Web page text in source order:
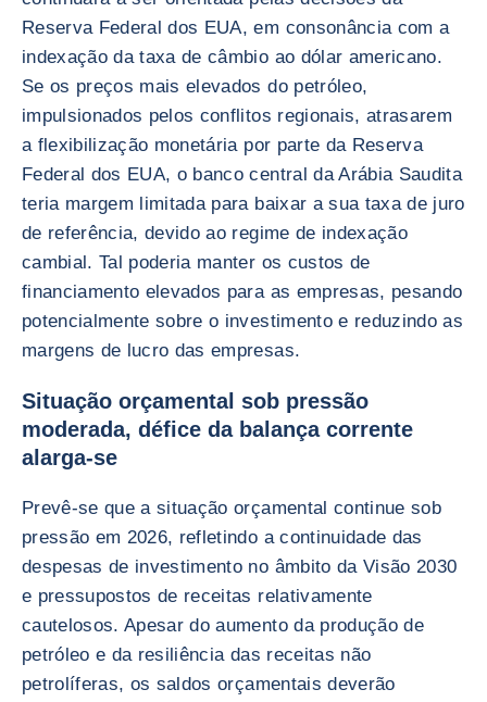
Reserva Federal dos EUA, em consonância com a
indexação da taxa de câmbio ao dólar americano.
Se os preços mais elevados do petróleo,
impulsionados pelos conflitos regionais, atrasarem
a flexibilização monetária por parte da Reserva
Federal dos EUA, o banco central da Arábia Saudita
teria margem limitada para baixar a sua taxa de juro
de referência, devido ao regime de indexação
cambial. Tal poderia manter os custos de
financiamento elevados para as empresas, pesando
potencialmente sobre o investimento e reduzindo as
margens de lucro das empresas.
Situação orçamental sob pressão
moderada, défice da balança corrente
alarga-se
Prevê-se que a situação orçamental continue sob
pressão em 2026, refletindo a continuidade das
despesas de investimento no âmbito da Visão 2030
e pressupostos de receitas relativamente
cautelosos. Apesar do aumento da produção de
petróleo e da resiliência das receitas não
petrolíferas, os saldos orçamentais deverão